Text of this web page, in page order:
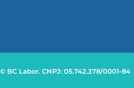
BC Labor. CNPJ: 05.742.378/0001-84